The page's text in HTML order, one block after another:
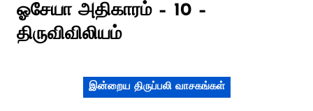
ஓசேயா அதிகாரம் – 10 –
திருவிவிலியம்
இன்றைய திருப்பலி வாசகங்கள்